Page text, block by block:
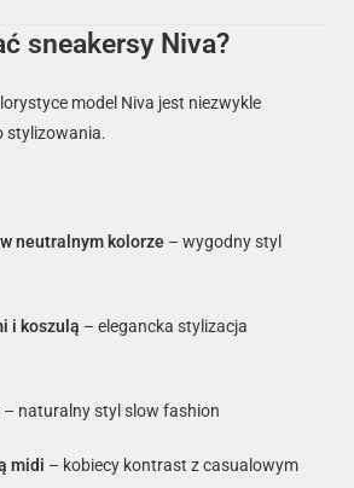
sneakersy Niva?
model Niva jest niezwykle
stylizowania.
neutralnym kolorze – wygodny styl
i koszulą – elegancka stylizacja
– naturalny styl slow fashion
midi – kobiecy kontrast z casualowym